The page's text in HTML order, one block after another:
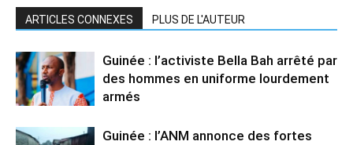
ARTICLES CONNEXES PLUS DE L'AUTEUR
Guinée : l’activiste Bella Bah arrêté par
des hommes en uniforme lourdement
armés
Guinée : l’ANM annonce des fortes